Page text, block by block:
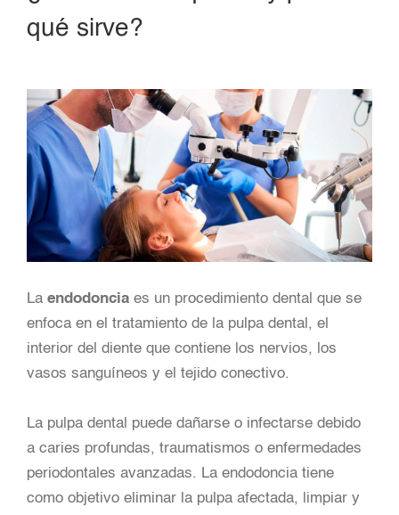
qué sirve?
La endodoncia es un procedimiento dental que se
enfoca en el tratamiento de la pulpa dental, el
interior del diente que contiene los nervios, los
vasos sanguíneos y el tejido conectivo.
La pulpa dental puede dañarse o infectarse debido
a caries profundas, traumatismos o enfermedades
periodontales avanzadas. La endodoncia tiene
como objetivo eliminar la pulpa afectada, limpiar y